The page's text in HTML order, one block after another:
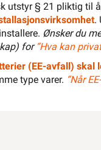
415,20 eks. mva.
Pris per 1 Stykk
Min
På
utstyr § 21 pliktig til
.
Ønsker du
for “Hva kan
(EE-avfall) skal
type varer. “Når